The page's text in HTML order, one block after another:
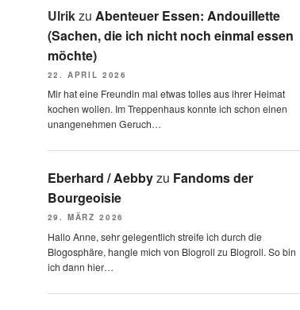
Ulrikzu Abenteuer Essen: Andouillette
(Sachen, die ich nicht noch einmal essen
möchte)
22. APRIL 2026
Mir hat eine Freundin mal etwas tolles aus ihrer Heimat
kochen wollen. Im Treppenhaus konnte ich schon einen
unangenehmen Geruch…
Eberhard / Aebbyzu Fandoms der
Bourgeoisie
29. MÄRZ 2026
Hallo Anne, sehr gelegentlich streife ich durch die
Blogosphäre, hangle mich von Blogroll zu Blogroll. So bin
ich dann hier…